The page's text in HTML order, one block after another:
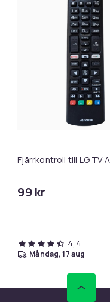
Lightning till SD/TF-
Fjärrkontroll till LG TV
99 kr
4,4
måndag, 17 aug